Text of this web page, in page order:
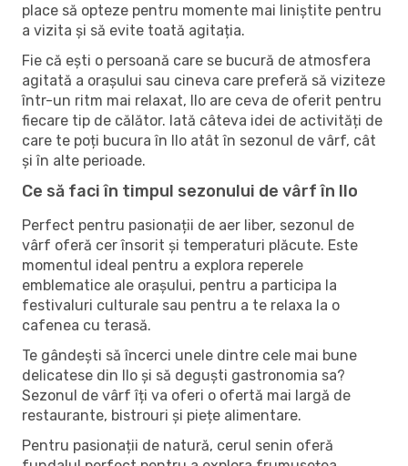
place să opteze pentru momente mai liniștite pentru
a vizita și să evite toată agitația.
Fie că ești o persoană care se bucură de atmosfera
agitată a orașului sau cineva care preferă să viziteze
într-un ritm mai relaxat, Ilo are ceva de oferit pentru
fiecare tip de călător. Iată câteva idei de activități de
care te poți bucura în Ilo atât în ​​sezonul de vârf, cât
și în alte perioade.
Ce să faci în timpul sezonului de vârf în Ilo
Perfect pentru pasionații de aer liber, sezonul de
vârf oferă cer însorit și temperaturi plăcute. Este
momentul ideal pentru a explora reperele
emblematice ale orașului, pentru a participa la
festivaluri culturale sau pentru a te relaxa la o
cafenea cu terasă.
Te gândești să încerci unele dintre cele mai bune
delicatese din Ilo și să deguști gastronomia sa?
Sezonul de vârf îți va oferi o ofertă mai largă de
restaurante, bistrouri și piețe alimentare.
Pentru pasionații de natură, cerul senin oferă